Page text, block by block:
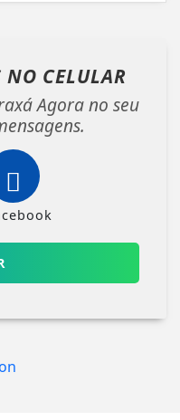
NO CELULAR
Agora no seu